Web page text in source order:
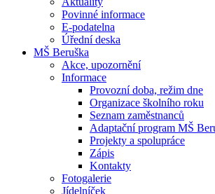
Povinné informace
E-podatelna
Úřední deska
MŠ Beruška
Akce, upozornění
Informace
Provozní doba, režim dne
Organizace školního roku
Seznam zaměstnanců
Adaptační program MŠ
Projekty a spolupráce
Zápis
Kontakty
Fotogalerie
Jídelníček